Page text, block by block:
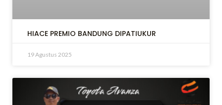
HIACE PREMIO BANDUNG DIPATIUKUR
19 Agustus 2025